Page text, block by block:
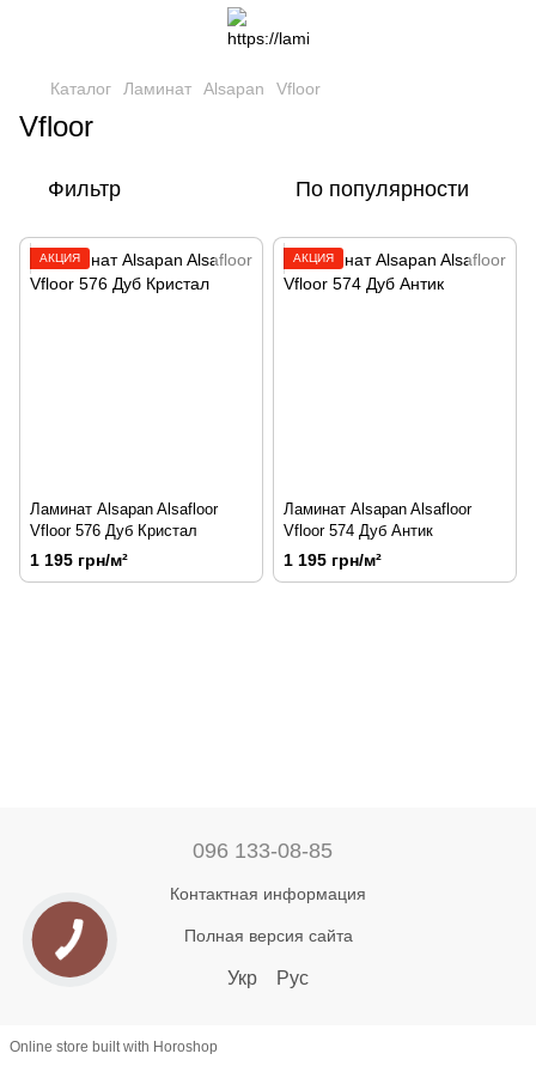
Каталог Ламинат Alsapan Vfloor
Vfloor
Фильтр По популярности
АКЦИЯ
Ламинат Alsapan Alsafloor
Vfloor 576 Дуб Кристал
1 195 грн/м²
АКЦИЯ
Ламинат Alsapan Alsafloor
Vfloor 574 Дуб Антик
1 195 грн/м²
096 133-08-85
Контактная информация
Полная версия сайта
Укр Рус
Online store built with Horoshop